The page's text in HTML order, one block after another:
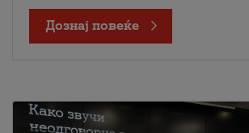
Дознај повеќе